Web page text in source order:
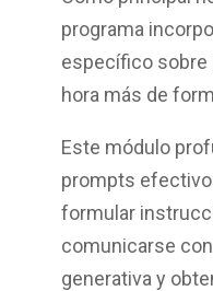
programa
específico sobre
hora más de
Este módulo
prompts
formular
comunicarse
generativa y